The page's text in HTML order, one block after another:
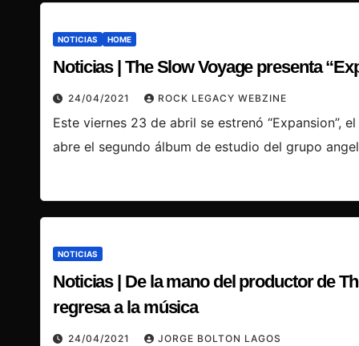
NOTICIAS HOME
Noticias | The Slow Voyage presenta
24/04/2021 ROCK LEGACY WEBZINE
Este viernes 23 de abril se estrenó “Expansion”,
abre el segundo álbum de estudio del grupo
NOTICIAS
Noticias | De la mano del productor de
regresa a la música
24/04/2021 JORGE BOLTON LAGOS